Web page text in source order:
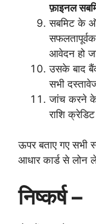
फ़ाइनल
सबमिट के
आवेदन हो
उसके बाद
सभी
जांच करने
राशि क्रेडिट
ऊपर बताए गए
आधार कार्ड से
निष्कर्ष –